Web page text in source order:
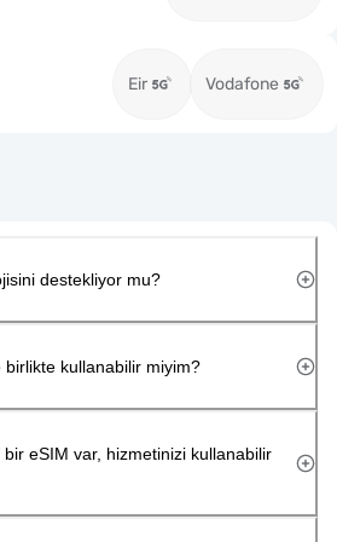
Eir Vodafone
destekliyor mu?
kullanabilir miyim?
eSIM var, hizmetinizi kullanabilir